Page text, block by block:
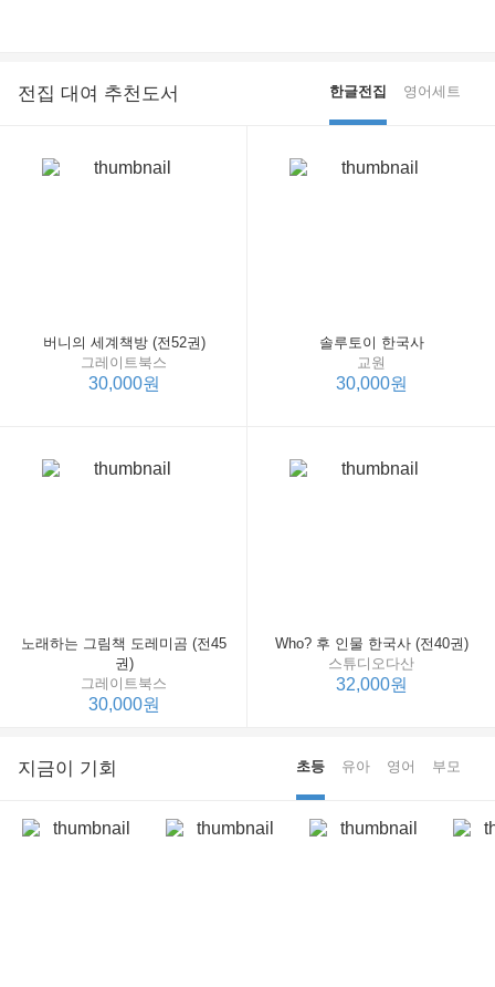
전집 대여 추천도서 한글전집 영어세트
버니의 세계책방 (전52권)
그레이트북스
30,000원
솔루토이 한국사
교원
30,000원
노래하는 그림책 도레미곰 (전45
권)
그레이트북스
30,000원
Who? 후 인물 한국사 (전40권)
스튜디오다산
32,000원
지금이 기회 초등 유아 영어 부모